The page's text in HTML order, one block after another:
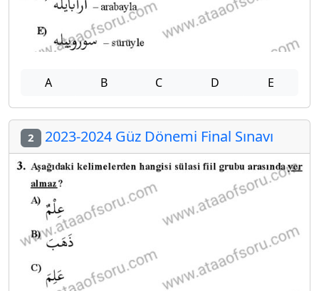
A B C D E
2 2023-2024 Güz Dönemi Final Sınavı